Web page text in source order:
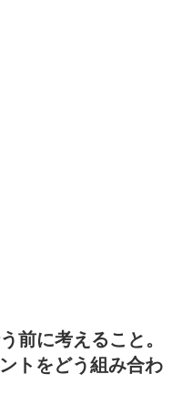
前に考えること。
トをどう組み合わ